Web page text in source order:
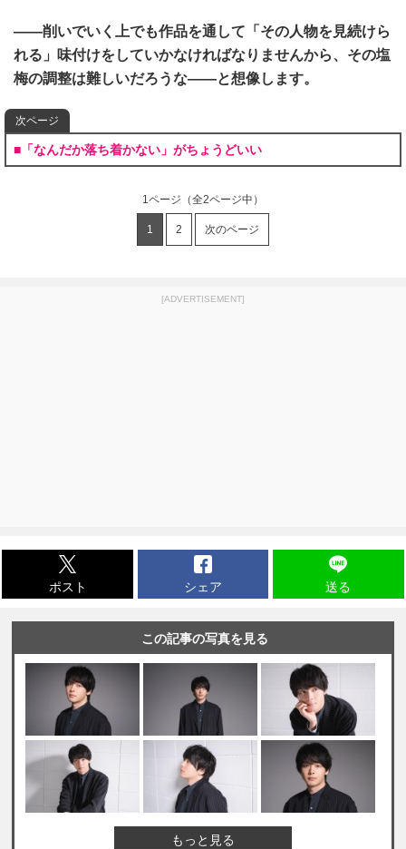
――削いでいく上でも作品を通して「その人物を見続けら
れる」味付けをしていかなければなりませんから、その塩
梅の調整は難しいだろうな――と想像します。
次ページ
■「なんだか落ち着かない」がちょうどいい
1ページ （全2ページ中）
1 2 次のページ
[ADVERTISEMENT]
ポスト シェア 送る
この記事の写真を見る
もっと見る